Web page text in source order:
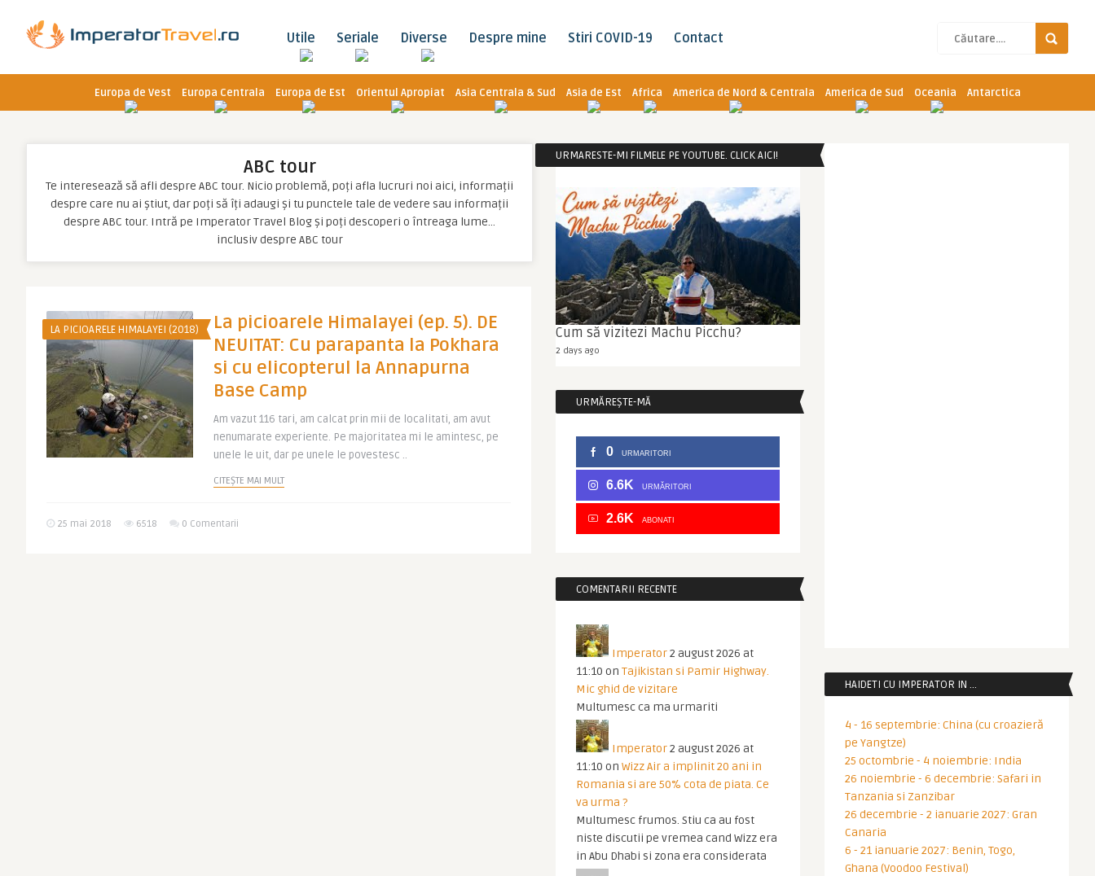
Utile Seriale Diverse Despre mine Stiri COVID-19 Contact
Europa de Vest Europa Centrala Europa de Est Orientul Apropiat Asia Centrala & Sud Asia de Est Africa America de Nord & Centrala America de Sud Oceania Antarctica
ABC tour
Te interesează să afli despre ABC tour. Nicio problemă, poți afla lucruri noi aici, informații
despre care nu ai știut, dar poți să îți adaugi și tu punctele tale de vedere sau informații
despre ABC tour. Intră pe Imperator Travel Blog și poți descoperi o întreaga lume…
inclusiv despre ABC tour
LA PICIOARELE HIMALAYEI (2018)
La picioarele Himalayei (ep. 5). DE
NEUITAT: Cu parapanta la Pokhara
si cu elicopterul la Annapurna
Base Camp
Am vazut 116 tari, am calcat prin mii de localitati, am avut
nenumarate experiente. Pe majoritatea mi le amintesc, pe
unele le uit, dar pe unele le povestesc ..
CITEȘTE MAI MULT
25 mai 2018 6518 0 Comentarii
URMARESTE-MI FILMELE PE YOUTUBE. CLICK AICI!
Cum să vizitezi Machu Picchu?
2 days ago
URMĂREȘTE-MĂ
0 URMARITORI
6.6K URMĂRITORI
2.6K ABONATI
COMENTARII RECENTE
Imperator2 august 2026 at
11:10 on Tajikistan si Pamir Highway.
Mic ghid de vizitare
Multumesc ca ma urmariti
Imperator2 august 2026 at
11:10 on Wizz Air a implinit 20 ani in
Romania si are 50% cota de piata. Ce
va urma ?
Multumesc frumos. Stiu ca au fost
niste discutii pe vremea cand Wizz era
in Abu Dhabi si zona era considerata
HAIDETI CU IMPERATOR IN …
4 - 16 septembrie: China (cu croazieră
pe Yangtze)
25 octombrie - 4 noiembrie: India
26 noiembrie - 6 decembrie: Safari in
Tanzania si Zanzibar
26 decembrie - 2 ianuarie 2027: Gran
Canaria
6 - 21 ianuarie 2027: Benin, Togo,
Ghana (Voodoo Festival)